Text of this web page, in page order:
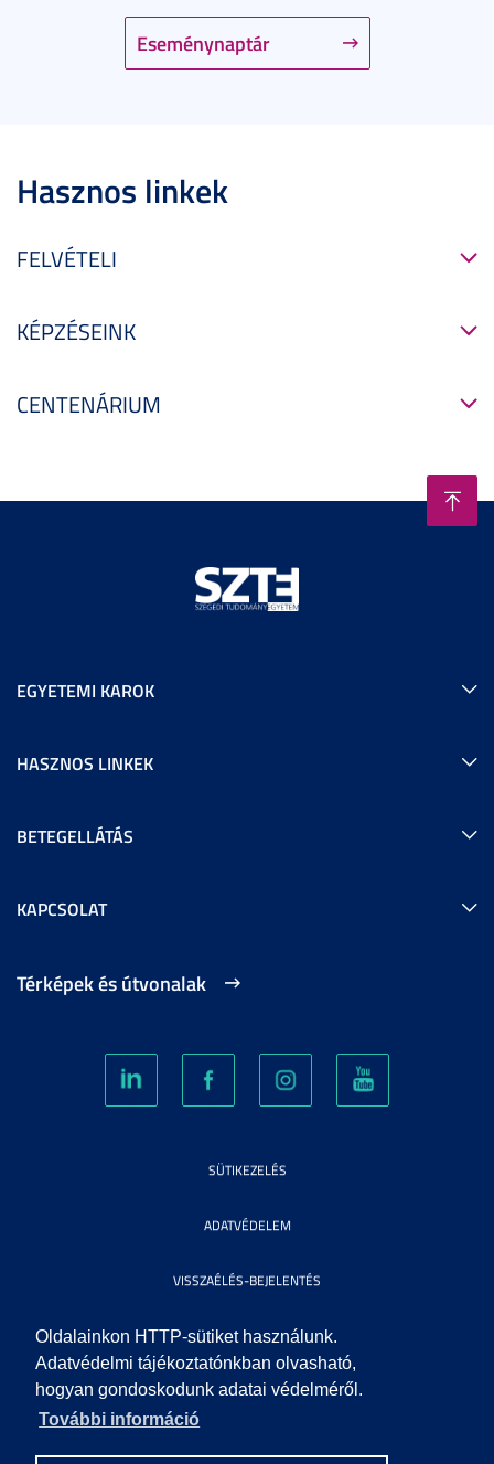
Oldalainkon HTTP-sütiket használunk.
Adatvédelmi tájékoztatónkban olvasható,
hogyan gondoskodunk adatai védelméről.
További információ
Eseménynaptár
Hasznos linkek
FELVÉTELI
KÉPZÉSEINK
CENTENÁRIUM
EGYETEMI KAROK
HASZNOS LINKEK
BETEGELLÁTÁS
KAPCSOLAT
Térképek és útvonalak
SÜTIKEZELÉS
ADATVÉDELEM
VISSZAÉLÉS-BEJELENTÉS
KÖZÉRDEKŰ ADATOK
IMPRESSZUM